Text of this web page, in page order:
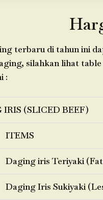
terbaru di tahun ini
silahkan lihat
:
IRIS (SLICED BEEF)
ITEMS
Daging iris Teriyaki
Daging Iris Sukiyaki